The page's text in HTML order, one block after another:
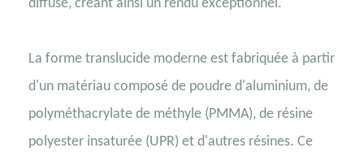
diffuse, créant ainsi un rendu exceptionnel.
La forme translucide moderne est fabriquée à partir
d'un matériau composé de poudre d'aluminium, de
polyméthacrylate de méthyle (PMMA), de résine
polyester insaturée (UPR) et d'autres résines. Ce